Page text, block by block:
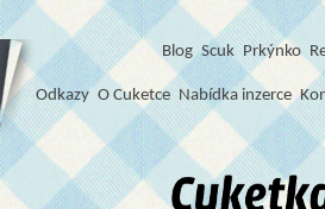
Blog Scuk Prkýnko
Odkazy O Cuketce Nabídka inzerce